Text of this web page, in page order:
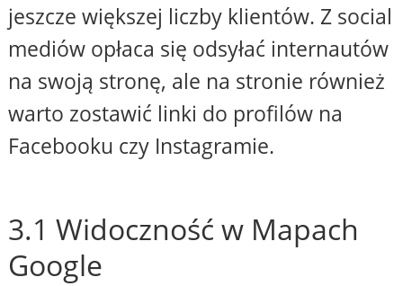
jeszcze większej liczby klientów. Z social
mediów opłaca się odsyłać internautów
na swoją stronę, ale na stronie również
warto zostawić linki do profilów na
Facebooku czy Instagramie.
3.1 Widoczność w Mapach
Google